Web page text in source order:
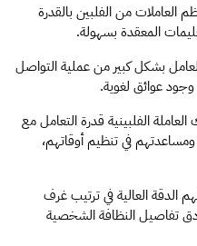
– المستوى التعليمي العالي: تتميز معظم العاملات من الفلبين بالقدرة
المعقدة بسهولة.
– إتقان اللغة الإنجليزية: يسهل هذا العامل بشكل كبير من عملية التواصل
وجود عوائق لغوية.
– خبرة جيدة في رعاية الأطفال: تمتلك العاملة الفلبينية قدرة التعامل مع
– الالتزام بالنظافة والترتيب: يعرف عنهم الدقة العالية في ترتيب غرف
المنزل، وتنظيم المطبخ، والاهتمام بأدق تفاصيل النظافة الشخصية